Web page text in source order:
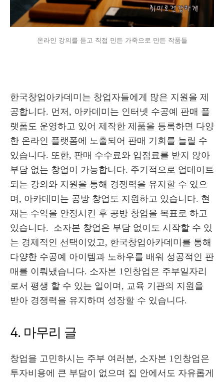
온라인 강의를 듣고 직접 민든 가죽으로 만든 작품들
한국창업아카데미는 창업자들에게 많은 지원을 제
공합니다. 먼저, 아카데미는 인터넷 수공예 판매 플
랫폼도 운영하고 있어 제작한 제품을 등록하면 다양
한 온라인 플랫폼에 노출되어 판매 기회를 늘릴 수
있습니다. 또한, 판매 수수료와 입점료를 받지 않아
부담 없는 창업이 가능합니다. 주기적으로 업데이트
되는 강의와 지원을 통해 경쟁력을 유지할 수 있으
며, 아카데미는 공방 창업도 지원하고 있습니다. 현
재는 수익을 안정시킨 후 공방 창업을 목표로 하고
있습니다. 소자본 창업은 부담 없이도 시작할 수 있
는 경제적인 선택이었고, 한국창업아카데미를 통해
다양한 수공예 아이템과 노하우를 배워 성공적인 판
매를 이뤄냈습니다. 소자본 1인창업은 주부일자리
로서 평생 할 수 있는 일이며, 교육 기관의 지원을
받아 경쟁력을 유지하며 성장할 수 있습니다.
4. 마무리 글
창업을 고민하시는 주부 여러분, 소자본 1인창업은
투자비용에 큰 부담이 없으며 집 안에서도 자유롭게